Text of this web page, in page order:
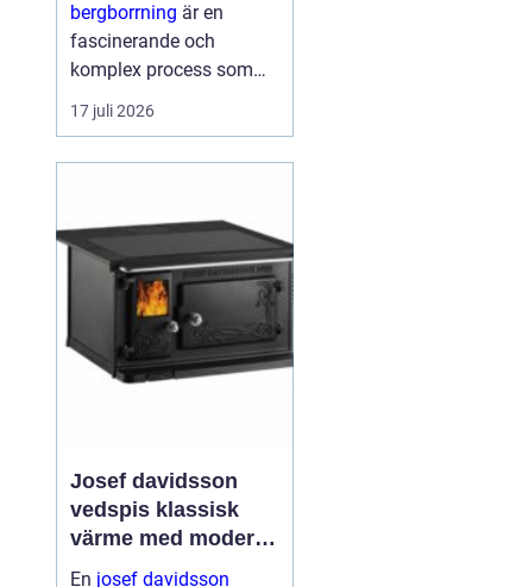
bergborrning är en
fascinerande och
komplex process som
innefattar att borra
genom sten och
av stabila fundament
för...
17 juli 2026
Josef davidsson
vedspis klassisk
värme med modern
funktion
En josef davidsson